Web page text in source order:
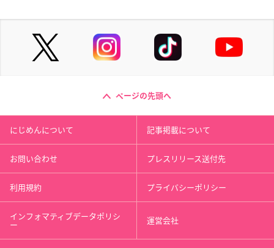
ページの先頭へ
にじめんについて 記事掲載について
お問い合わせ プレスリリース送付先
利用規約 プライバシーポリシー
インフォマティブデータポリシ
ー 運営会社